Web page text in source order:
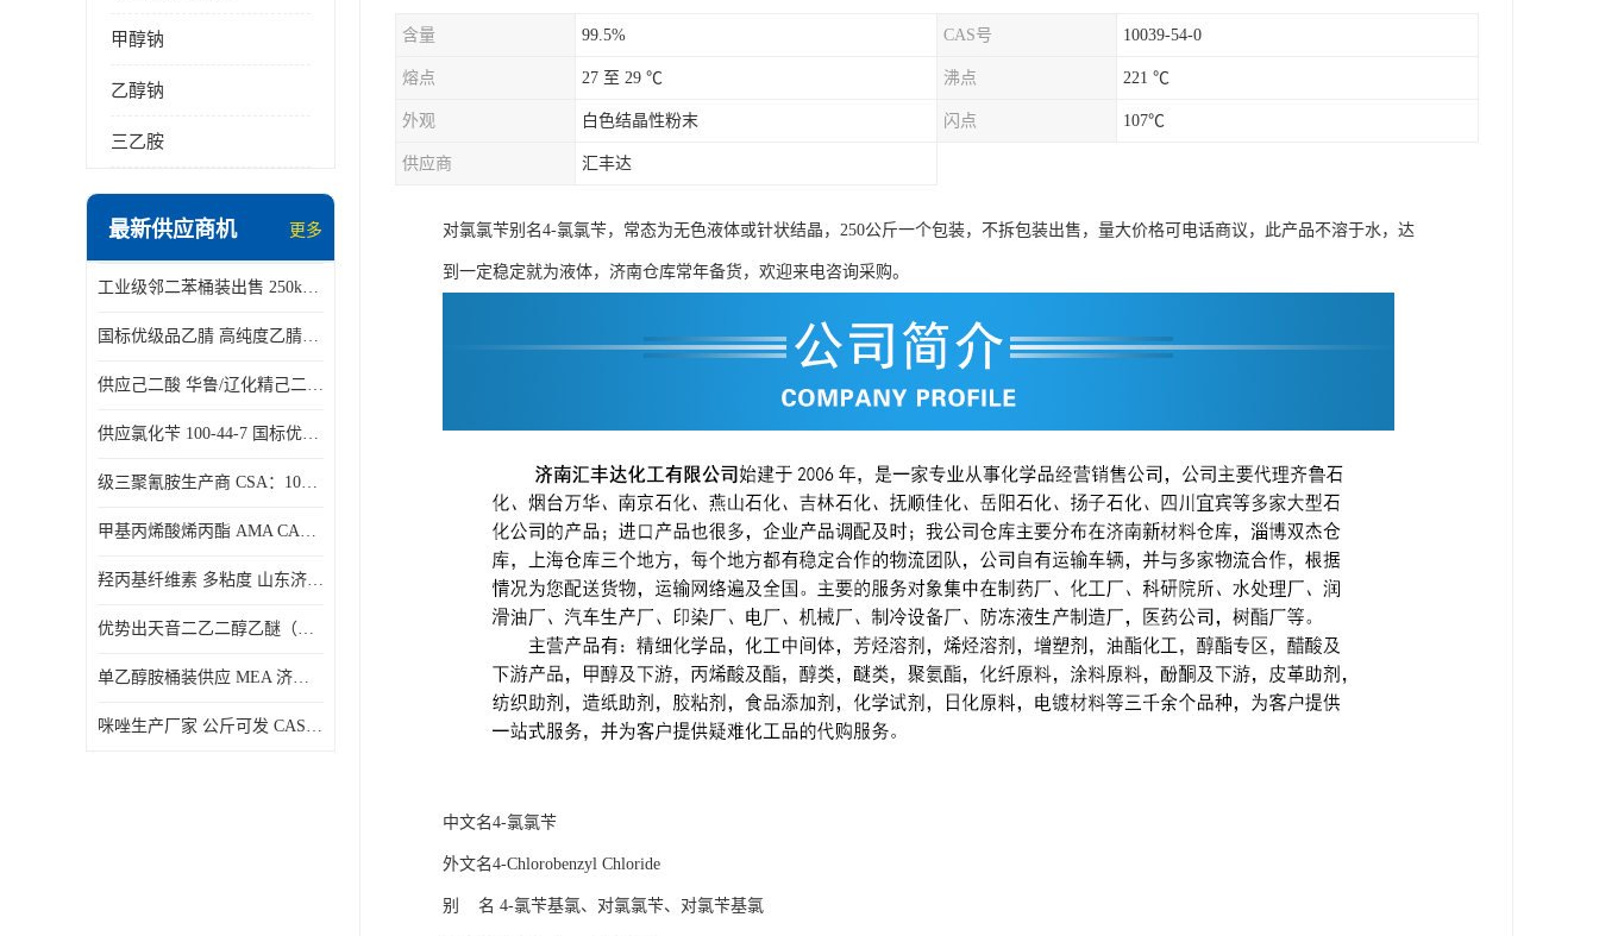
甲醇钠
乙醇钠
三乙胺
最新供应商机 更多
工业级邻二苯桶装出售 250kg/桶 95-50-1
国标优级品乙腈 高纯度乙腈桶装现货160kg桶
供应己二酸 华鲁/辽化精己二酸 大包装可分小包装现货
供应氯化苄 100-44-7 国标优等品苄基氯 一桶起发
级三聚氰胺生产商 CSA：108-78-1 济南发货
甲基丙烯酸烯丙酯 AMA CAS：96-05-9
羟丙基纤维素 多粘度 山东济南仓库发货
优势出天音二乙二醇乙醚（DPE）山东仓库发现货
单乙醇胺桶装供应 MEA 济南仓库发货 厂家
咪唑生产厂家 公斤可发 CAS:288-32-4
含量 99.5% CAS号 10039-54-0
熔点 27 至 29 ℃ 沸点 221 ℃
外观 白色结晶性粉末 闪点 107℃
供应商 汇丰达
对氯氯苄别名4-氯氯苄，常态为无色液体或针状结晶，250公斤一个包装，不拆包装出售，量大价格可电话商议，此产品不溶于水，达
到一定稳定就为液体，济南仓库常年备货，欢迎来电咨询采购。
中文名4-氯氯苄
外文名4-Chlorobenzyl Chloride
别 名 4-氯苄基氯、对氯氯苄、对氯苄基氯